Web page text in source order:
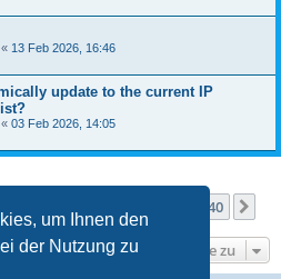
um Ihnen den
der Nutzung zu
« 13 Feb 2026, 16:46
update to the current IP
« 03 Feb 2026, 14:05
40
Gehe zu